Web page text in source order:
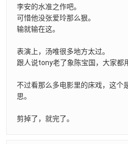
李安的水准之作吧。
可惜他没张爱玲那么狠。
输就输在这。
表演上，汤唯很多地方太过。
跟人说tony老了象陈宝国，大家都
不过看那么多电影里的床戏，这个
思。
剪掉了，就完了。